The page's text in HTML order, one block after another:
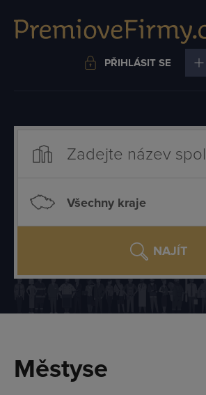
PŘIHLÁSIT SE
Všechny kraje
NAJÍT
Městyse